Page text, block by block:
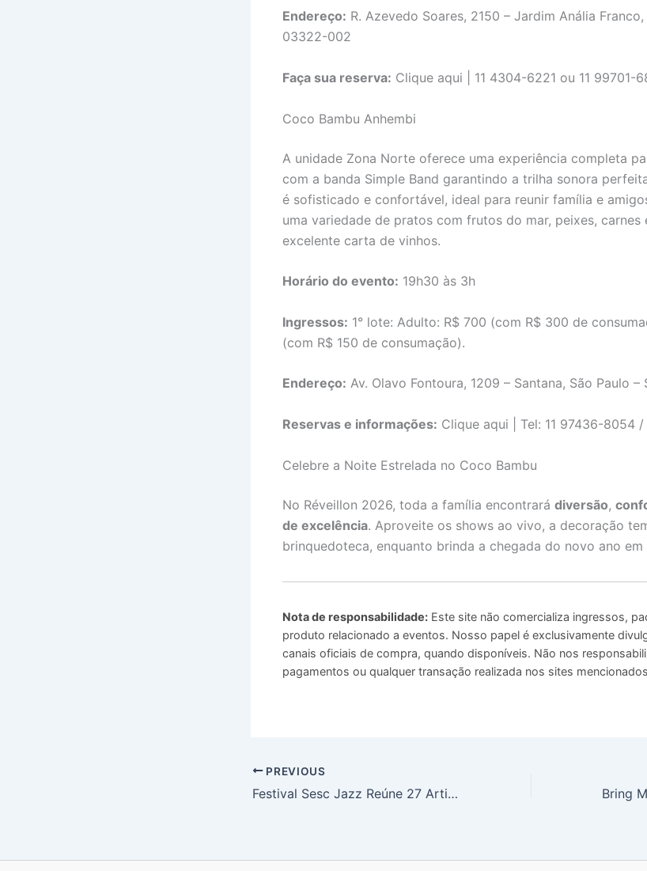
Endereço: R. Azevedo Soares, 2150 – Jardim Anália Franco,
03322-002
Faça sua reserva: Clique aqui | 11 4304-6221 ou 11 99701-
Coco Bambu Anhembi
A unidade Zona Norte oferece uma experiência completa
com a banda Simple Band garantindo a trilha sonora
é sofisticado e confortável, ideal para reunir família e
uma variedade de pratos com frutos do mar, peixes, carnes
excelente carta de vinhos.
Horário do evento: 19h30 às 3h
Ingressos: 1° lote: Adulto: R$ 700 (com R$ 300 de
(com R$ 150 de consumação).
Endereço: Av. Olavo Fontoura, 1209 – Santana, São Paulo –
Reservas e informações: Clique aqui | Tel: 11 97436-8054
Celebre a Noite Estrelada no Coco Bambu
No Réveillon 2026, toda a família encontrará diversão,
de excelência. Aproveite os shows ao vivo, a decoração
brinquedoteca, enquanto brinda a chegada do novo ano
Nota de responsabilidade: Este site não comercializa ingressos,
produto relacionado a eventos. Nosso papel é exclusivamente
canais oficiais de compra, quando disponíveis. Não nos
pagamentos ou qualquer transação realizada nos sites
PREVIOUS
Festival Sesc Jazz Reúne 27 Artistas em São Paulo